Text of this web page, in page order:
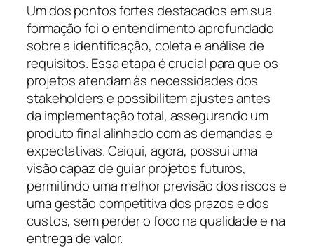
Um dos pontos fortes destacados em sua
formação foi o entendimento aprofundado
sobre a identificação, coleta e análise de
requisitos. Essa etapa é crucial para que os
projetos atendam às necessidades dos
stakeholders e possibilitem ajustes antes
da implementação total, assegurando um
produto final alinhado com as demandas e
expectativas. Caiqui, agora, possui uma
visão capaz de guiar projetos futuros,
permitindo uma melhor previsão dos riscos e
uma gestão competitiva dos prazos e dos
custos, sem perder o foco na qualidade e na
entrega de valor.